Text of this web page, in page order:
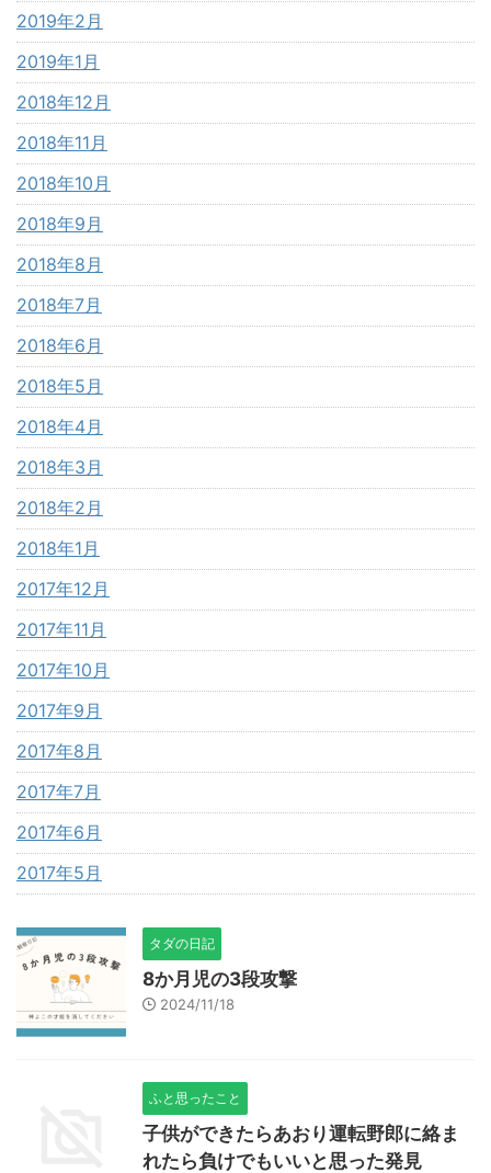
2019年2月
2019年1月
2018年12月
2018年11月
2018年10月
2018年9月
2018年8月
2018年7月
2018年6月
2018年5月
2018年4月
2018年3月
2018年2月
2018年1月
2017年12月
2017年11月
2017年10月
2017年9月
2017年8月
2017年7月
2017年6月
2017年5月
タダの日記
8か月児の3段攻撃
2024/11/18
ふと思ったこと
子供ができたらあおり運転野郎に絡ま
れたら負けでもいいと思った発見